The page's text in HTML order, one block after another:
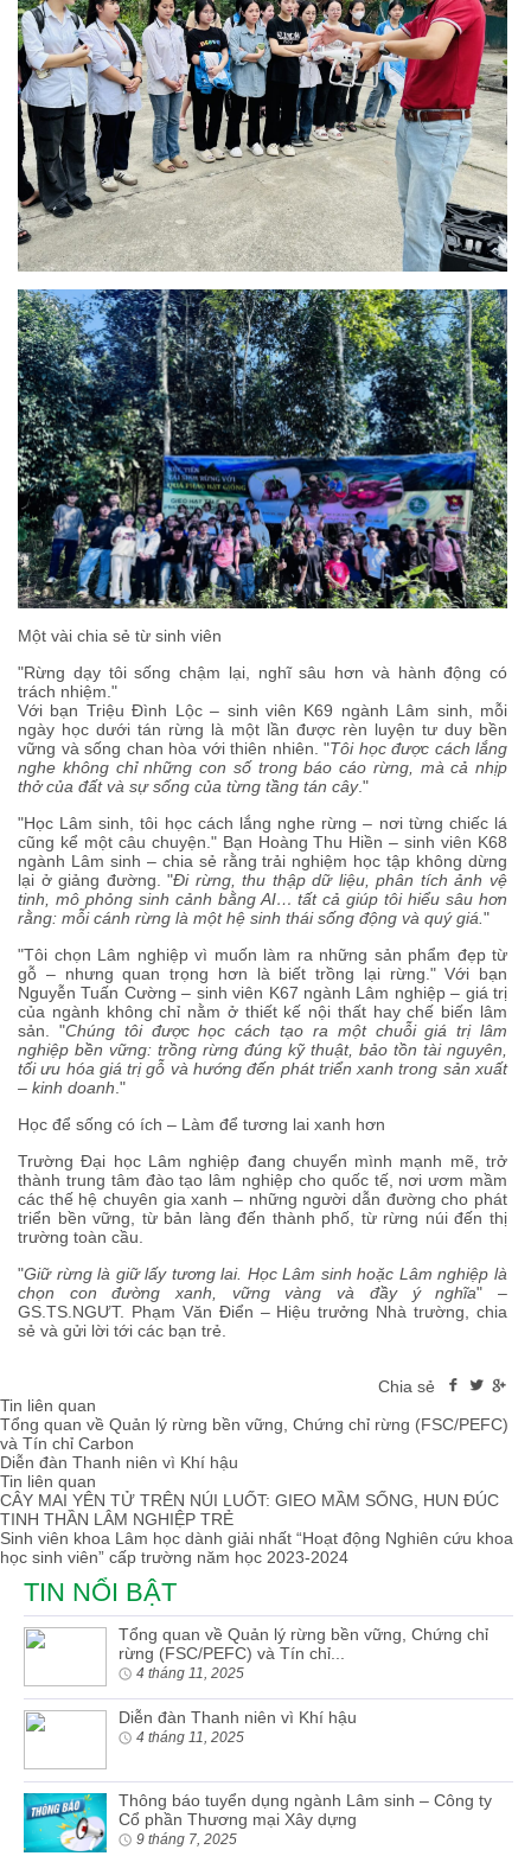
Một vài chia sẻ từ sinh viên
"Rừng dạy tôi sống chậm lại, nghĩ sâu hơn và hành động có
trách nhiệm."
Với bạn Triệu Đình Lộc – sinh viên K69 ngành Lâm sinh, mỗi
ngày học dưới tán rừng là một lần được rèn luyện tư duy bền
vững và sống chan hòa với thiên nhiên. "Tôi học được cách lắng
nghe không chỉ những con số trong báo cáo rừng, mà cả nhịp
thở của đất và sự sống của từng tầng tán cây."
"Học Lâm sinh, tôi học cách lắng nghe rừng – nơi từng chiếc lá
cũng kể một câu chuyện." Bạn Hoàng Thu Hiền – sinh viên K68
ngành Lâm sinh – chia sẻ rằng trải nghiệm học tập không dừng
lại ở giảng đường. "Đi rừng, thu thập dữ liệu, phân tích ảnh vệ
tinh, mô phỏng sinh cảnh bằng AI… tất cả giúp tôi hiểu sâu hơn
rằng: mỗi cánh rừng là một hệ sinh thái sống động và quý giá. "
"Tôi chọn Lâm nghiệp vì muốn làm ra những sản phẩm đẹp từ
gỗ – nhưng quan trọng hơn là biết trồng lại rừng." Với bạn
Nguyễn Tuấn Cường – sinh viên K67 ngành Lâm nghiệp – giá trị
của ngành không chỉ nằm ở thiết kế nội thất hay chế biến lâm
sản. "Chúng tôi được học cách tạo ra một chuỗi giá trị lâm
nghiệp bền vững: trồng rừng đúng kỹ thuật, bảo tồn tài nguyên,
tối ưu hóa giá trị gỗ và hướng đến phát triển xanh trong sản xuất
– kinh doanh ."
Học để sống có ích – Làm để tương lai xanh hơn
Trường Đại học Lâm nghiệp đang chuyển mình mạnh mẽ, trở
thành trung tâm đào tạo lâm nghiệp cho quốc tế, nơi ươm mầm
các thế hệ chuyên gia xanh – những người dẫn đường cho phát
triển bền vững, từ bản làng đến thành phố, từ rừng núi đến thị
trường toàn cầu.
"Giữ rừng là giữ lấy tương lai. Học Lâm sinh hoặc Lâm nghiệp là
chọn con đường xanh, vững vàng và đầy ý nghĩa" –
GS.TS.NGƯT. Phạm Văn Điển – Hiệu trưởng Nhà trường, chia
sẻ và gửi lời tới các bạn trẻ.
Chia sẻ
Tin liên quan
Tổng quan về Quản lý rừng bền vững, Chứng chỉ rừng (FSC/PEFC)
và Tín chỉ Carbon
Diễn đàn Thanh niên vì Khí hậu
Tin liên quan
CÂY MAI YÊN TỬ TRÊN NÚI LUỐT: GIEO MẦM SỐNG, HUN ĐÚC
TINH THẦN LÂM NGHIỆP TRẺ
Sinh viên khoa Lâm học dành giải nhất “Hoạt động Nghiên cứu khoa
học sinh viên” cấp trường năm học 2023-2024
TIN NỔI BẬT
Tổng quan về Quản lý rừng bền vững, Chứng chỉ
rừng (FSC/PEFC) và Tín chỉ...
4 tháng 11, 2025
Diễn đàn Thanh niên vì Khí hậu
4 tháng 11, 2025
Thông báo tuyển dụng ngành Lâm sinh – Công ty
Cổ phần Thương mại Xây dựng
9 tháng 7, 2025